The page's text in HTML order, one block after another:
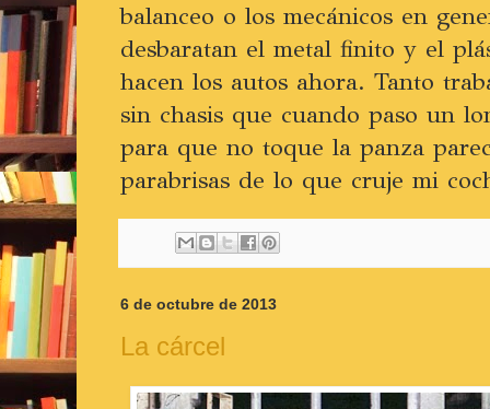
balanceo o los mecánicos en
desbaratan el metal finito y el
hacen los autos ahora. Tanto
sin chasis que cuando paso un
para que no toque la panza
parabrisas de lo que cruje mi
6 de octubre de 2013
La cárcel